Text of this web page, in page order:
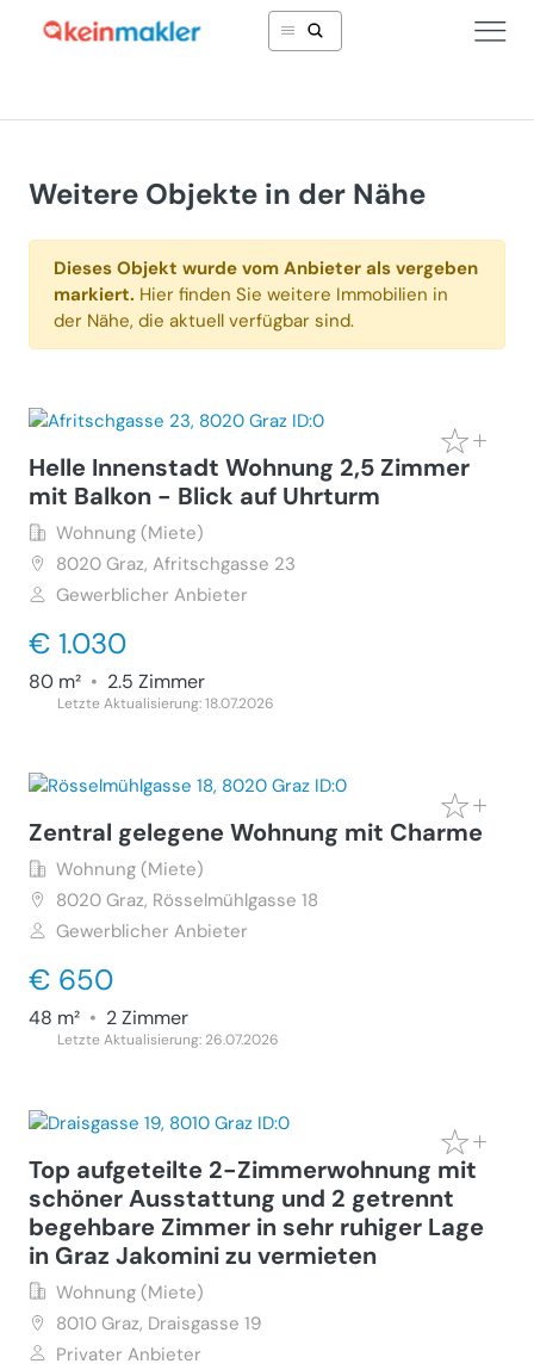
Weitere Objekte in der Nähe
Dieses Objekt wurde vom Anbieter als vergeben
markiert. Hier finden Sie weitere Immobilien in
der Nähe, die aktuell verfügbar sind.
Helle Innenstadt Wohnung 2,5 Zimmer
mit Balkon - Blick auf Uhrturm
Wohnung (Miete)
8020 Graz, Afritschgasse 23
Gewerblicher Anbieter
€ 1.030
80 m² • 2.5 Zimmer
Letzte Aktualisierung: 18.07.2026
Zentral gelegene Wohnung mit Charme
Wohnung (Miete)
8020 Graz, Rösselmühlgasse 18
Gewerblicher Anbieter
€ 650
48 m² • 2 Zimmer
Letzte Aktualisierung: 26.07.2026
Top aufgeteilte 2-Zimmerwohnung mit
schöner Ausstattung und 2 getrennt
begehbare Zimmer in sehr ruhiger Lage
in Graz Jakomini zu vermieten
Wohnung (Miete)
8010 Graz, Draisgasse 19
Privater Anbieter